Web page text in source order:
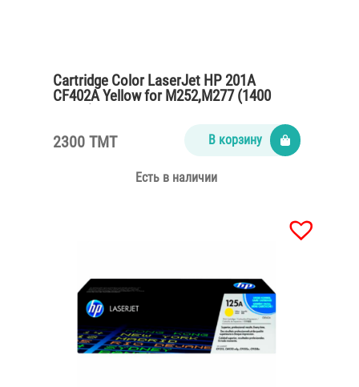
Cartridge Color LaserJet HP 201A
CF402A Yellow for M252,M277 (1400
2300 TMT В корзину
Есть в наличии